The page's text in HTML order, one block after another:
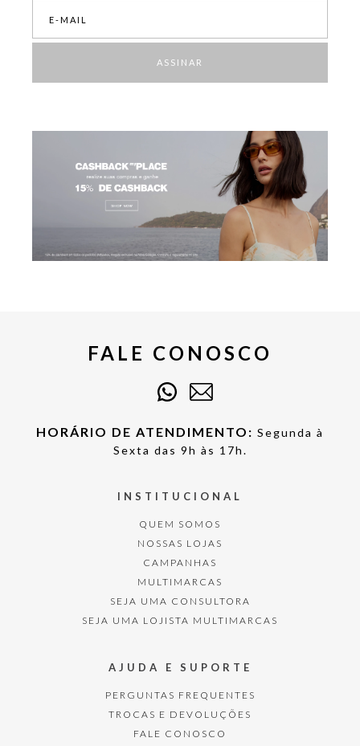
ASSINAR
FALE CONOSCO
HORÁRIO DE ATENDIMENTO: Segunda à
Sexta das 9h às 17h.
INSTITUCIONAL
QUEM SOMOS
NOSSAS LOJAS
CAMPANHAS
MULTIMARCAS
SEJA UMA CONSULTORA
SEJA UMA LOJISTA MULTIMARCAS
AJUDA E SUPORTE
PERGUNTAS FREQUENTES
TROCAS E DEVOLUÇÕES
FALE CONOSCO